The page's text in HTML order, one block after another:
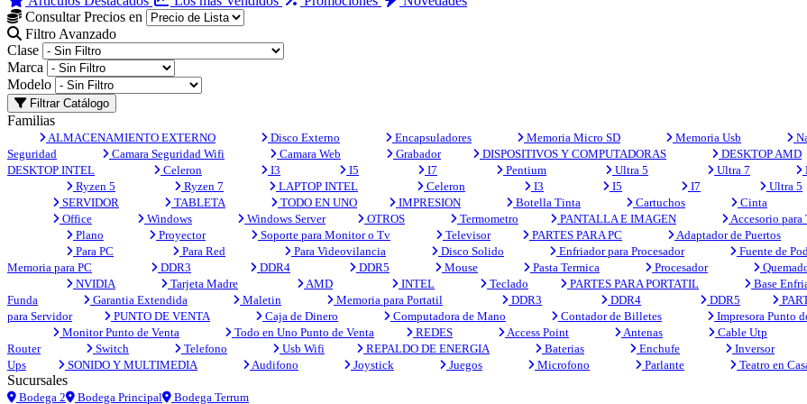
Consultar Precios en
Filtro Avanzado
Clase
Marca
Modelo
Filtrar Catálogo
Familias
ALMACENAMIENTO EXTERNO Disco Externo Encapsuladores Memoria Micro SD Memoria Usb
Seguridad
Camara Seguridad Wifi Camara Web Grabador DISPOSITIVOS Y COMPUTADORAS DESKTOP AMD
DESKTOP INTEL
Celeron I3 I5 I7 Pentium Ultra 5 Ultra 7
Ryzen 5
Ryzen 7 LAPTOP INTEL Celeron I3 I5 I7 Ultra 5
SERVIDOR
TABLETA TODO EN UNO IMPRESION Botella Tinta Cartuchos Cinta
Office
Windows Windows Server OTROS Termometro PANTALLA E IMAGEN Accesorio para
Plano
Proyector Soporte para Monitor o Tv Televisor PARTES PARA PC Adaptador de Puertos
Para PC
Para Red Para Videovilancia Disco Solido Enfriador para Procesador Fuente de
Memoria para PC
DDR3 DDR4 DDR5 Mouse Pasta Termica Procesador
NVIDIA
Tarjeta Madre AMD INTEL Teclado PARTES PARA PORTATIL Base
Funda
Garantia Extendida Maletin Memoria para Portatil DDR3 DDR4 DDR5
para Servidor
PUNTO DE VENTA Caja de Dinero Computadora de Mano Contador de Billetes Impresora Punto
Monitor Punto de Venta
Todo en Uno Punto de Venta REDES Access Point Antenas Cable Utp
Router
Switch Telefono Usb Wifi REPALDO DE ENERGIA Baterias Enchufe Inversor
Ups
SONIDO Y MULTIMEDIA Audifono Joystick Juegos Microfono Parlante Teatro en
Sucursales
Bodega 2 Bodega Principal Bodega Terrum